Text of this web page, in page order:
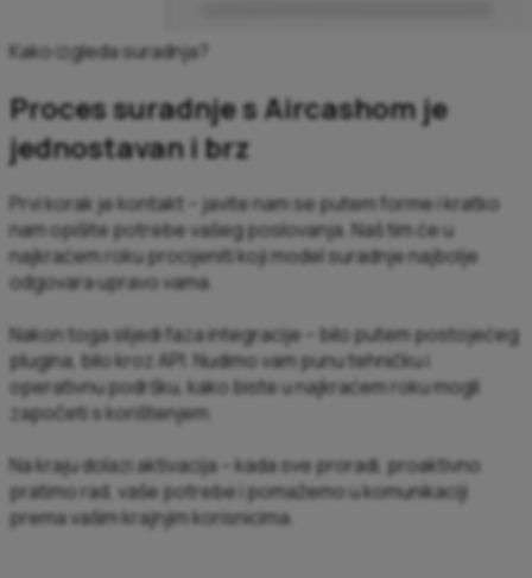
Kako izgleda suradnja?
Proces suradnje s Aircashom je
jednostavan i brz
Prvi korak je kontakt – javite nam se putem forme i kratko
nam opišite potrebe vašeg poslovanja. Naš tim će u
najkraćem roku procijeniti koji model suradnje najbolje
odgovara upravo vama.
Nakon toga slijedi faza integracije – bilo putem postojećeg
plugina, bilo kroz API. Nudimo vam punu tehničku i
operativnu podršku, kako biste u najkraćem roku mogli
započeti s korištenjem.
Na kraju dolazi aktivacija – kada sve proradi, proaktivno
pratimo rad, vaše potrebe i pomažemo u komunikaciji
prema vašim krajnjim korisnicima.